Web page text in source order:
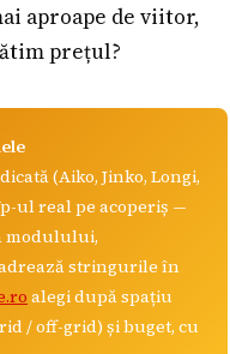
aproape de viitor,
prețul?
(Aiko, Jinko, Longi,
ul real pe acoperiș —
modulului,
stringurile în
alegi după spațiu
/ off-grid) și buget, cu